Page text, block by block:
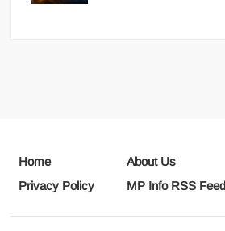
Home About Us
Privacy Policy
MP Info RSS Feed